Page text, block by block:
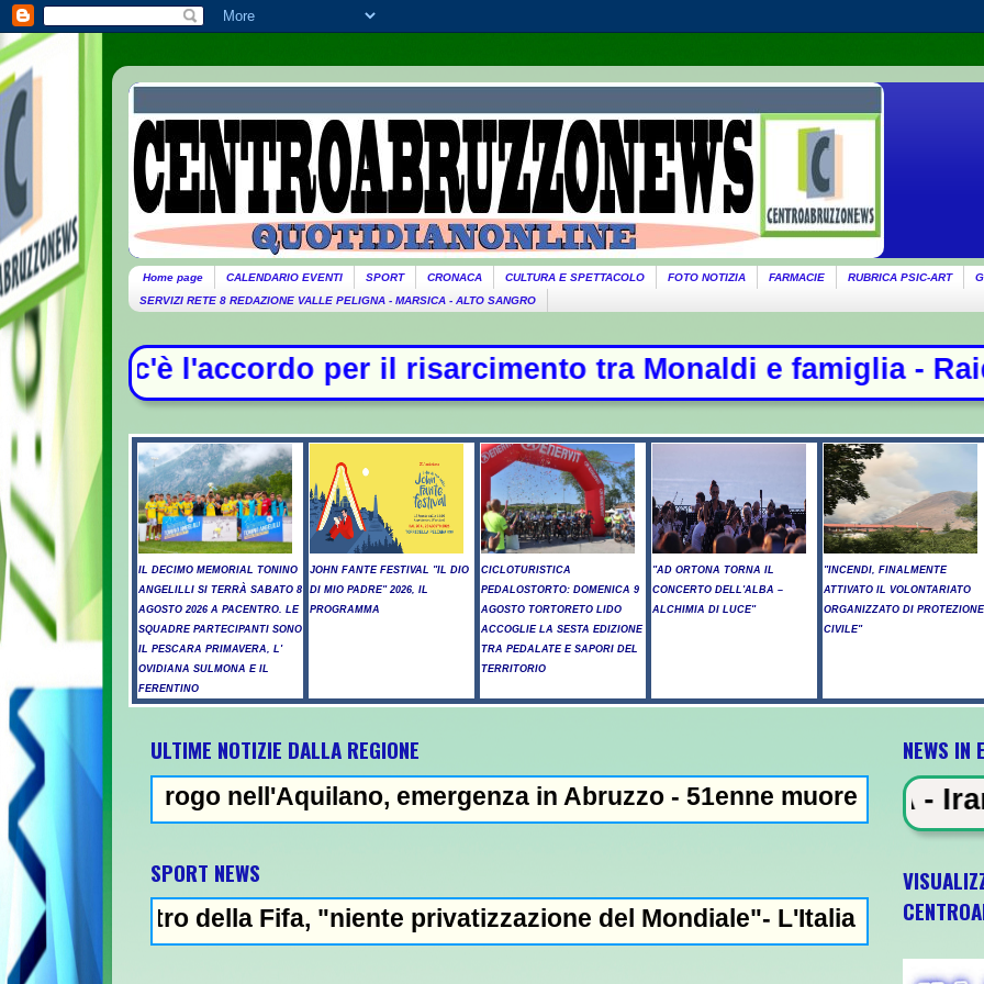
Home page CALENDARIO EVENTI SPORT CRONACA CULTURA E SPETTACOLO FOTO NOTIZIA FARMACIE RUBRICA PSIC-ART
SERVIZI RETE 8 REDAZIONE VALLE PELIGNA - MARSICA - ALTO SANGRO
per il risarcimento tra Monaldi e famiglia - Raid russi su
IL DECIMO MEMORIAL TONINO
ANGELILLI SI TERRÀ SABATO 8
AGOSTO 2026 A PACENTRO. LE
SQUADRE PARTECIPANTI SONO
IL PESCARA PRIMAVERA, L'
OVIDIANA SULMONA E IL
FERENTINO
JOHN FANTE FESTIVAL "IL DIO
DI MIO PADRE" 2026, IL
PROGRAMMA
CICLOTURISTICA
PEDALOSTORTO: DOMENICA 9
AGOSTO TORTORETO LIDO
ACCOGLIE LA SESTA EDIZIONE
TRA PEDALATE E SAPORI DEL
TERRITORIO
"AD ORTONA TORNA IL
CONCERTO DELL'ALBA –
ALCHIMIA DI LUCE"
"INCENDI, FINALMENTE
ATTIVATO IL VOLONTARIATO
ORGANIZZATO DI PROTEZIONE
CIVILE"
ULTIME NOTIZIE DALLA REGIONE
nell'Aquilano, emergenza in Abruzzo - 51enne muore dopo lo schianto
SPORT NEWS
Fifa, "niente privatizzazione del Mondiale"- L'Italia U21 il 5 ottobre a
NEWS IN
NEWS IN EVIDENZA - Iran: